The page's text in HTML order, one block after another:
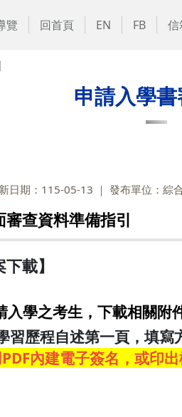
覽 回首頁 EN FB 信
申請入學書
日期：115-05-13 發布單位：綜
審查資料準備指引
載】
學之考生，下載相關附
習歷程自述第一頁，填寫
內建電子簽名，或印